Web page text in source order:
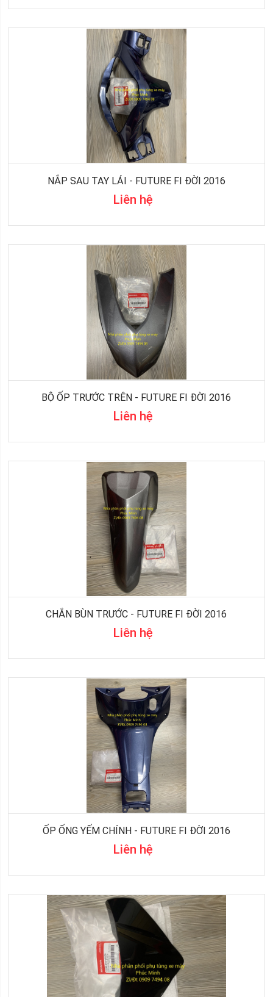
NẮP SAU TAY LÁI - FUTURE FI ĐỜI 2016
Liên hệ
BỘ ỐP TRƯỚC TRÊN - FUTURE FI ĐỜI 2016
Liên hệ
CHẮN BÙN TRƯỚC - FUTURE FI ĐỜI 2016
Liên hệ
ỐP ỐNG YẾM CHÍNH - FUTURE FI ĐỜI 2016
Liên hệ